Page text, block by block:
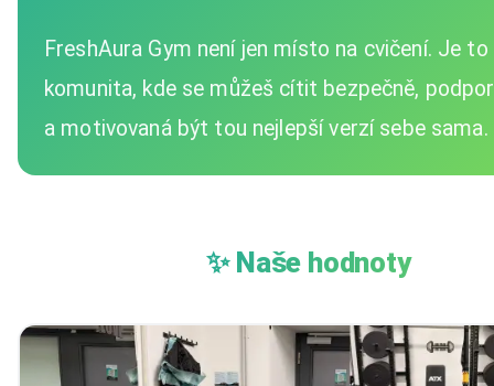
FreshAura Gym není jen místo na cvičení. Je to
komunita, kde se můžeš cítit bezpečně,
a motivovaná být tou nejlepší verzí sebe sama.
✨ Naše hodnoty